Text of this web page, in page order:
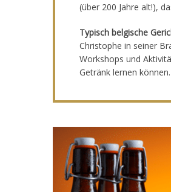
(über 200 Jahre alt!),
Typisch belgische
Christophe in seiner
Workshops und
Getränk lernen können.